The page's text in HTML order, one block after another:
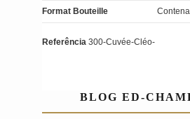
Format Bouteille
Referência 300-Cuvée-Cléo-
BLOG ED-